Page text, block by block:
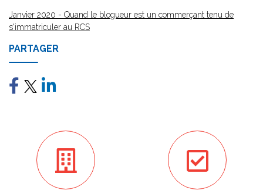
Janvier 2020 - Quand le blogueur est un commerçant tenu de
s'immatriculer au RCS
PARTAGER